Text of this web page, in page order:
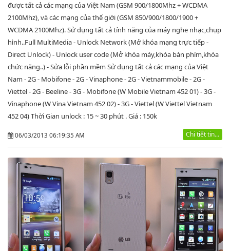
được tất cả các mạng của Việt Nam (GSM 900/1800Mhz + WCDMA
2100Mhz), và các mạng của thế giới (GSM 850/900/1800/1900 +
WCDMA 2100Mhz). Sử dụng tất cả tính năng của máy nghe nhạc,chụp
hình..Full MultiMedia - Unlock Network (Mở khóa mạng trực tiếp -
Direct Unlock) - Unlock user code (Mở khóa máy,khóa bàn phím,khóa
chức năng..) - Sửa lỗi phần mềm Sử dụng tất cả các mạng của Việt
Nam - 2G - Mobifone - 2G - Vinaphone - 2G - Vietnammobile - 2G -
Viettel - 2G - Beeline - 3G - Mobifone (W Mobile Vietnam 452 01) - 3G -
Vinaphone (W Vina Vietnam 452 02) - 3G - Viettel (W Viettel Vietnam
452 04) Thời Gian unlock : 15 ~ 30 phút . Giá : 150k
06/03/2013 06:19:35 AM Chi tiết tin...